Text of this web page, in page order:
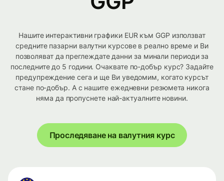
Нашите интерактивни графики EUR към GGP използват
средните пазарни валутни курсове в реално време и Ви
позволяват да преглеждате данни за минали периоди за
последните до 5 години. Очаквате по-добър курс? Задайте
предупреждение сега и ще Ви уведомим, когато курсът
стане по-добър. А с нашите ежедневни резюмета никога
няма да пропуснете най-актуалните новини.
Проследяване на валутния курс